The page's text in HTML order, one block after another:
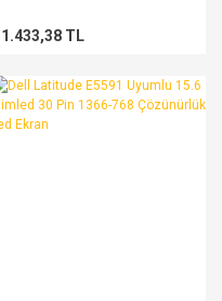
1.433,38 TL